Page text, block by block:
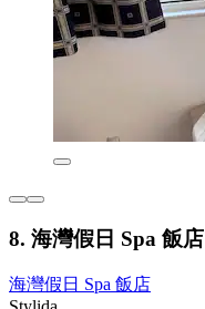
8. 海灣假日 Spa 飯店
海灣假日 Spa 飯店